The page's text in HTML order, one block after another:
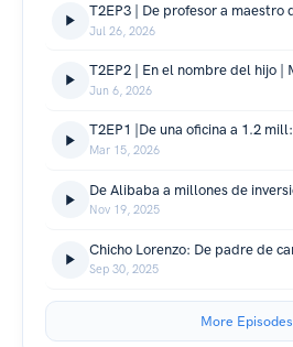
Jul 26, 2026
Jun 6, 2026
Mar 15, 2026
Nov 19, 2025
Sep 30, 2025
More Episodes